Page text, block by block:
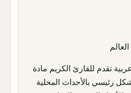
تقدم للقارئ الكريم مادة
رئيسي بالأحداث المحلية